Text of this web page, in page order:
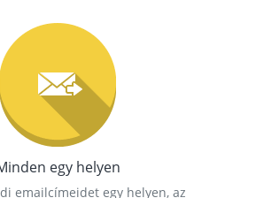
egy helyen
emailcímeidet egy helyen, az